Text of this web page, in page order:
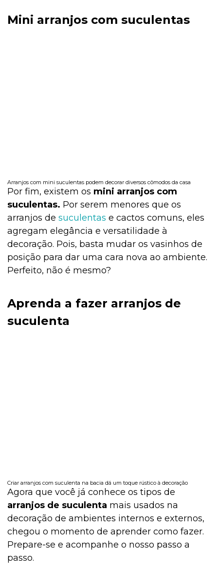
Mini arranjos com suculentas
Arranjos com mini suculentas podem decorar diversos cômodos da casa
Por fim, existem os mini arranjos com
suculentas. Por serem menores que os
arranjos de suculentas e cactos comuns, eles
agregam elegância e versatilidade à
decoração. Pois, basta mudar os vasinhos de
posição para dar uma cara nova ao ambiente.
Perfeito, não é mesmo?
Aprenda a fazer arranjos de
suculenta
Criar arranjos com suculenta na bacia dá um toque rústico à decoração
Agora que você já conhece os tipos de
arranjos de suculenta mais usados na
decoração de ambientes internos e externos,
chegou o momento de aprender como fazer.
Prepare-se e acompanhe o nosso passo a
passo.